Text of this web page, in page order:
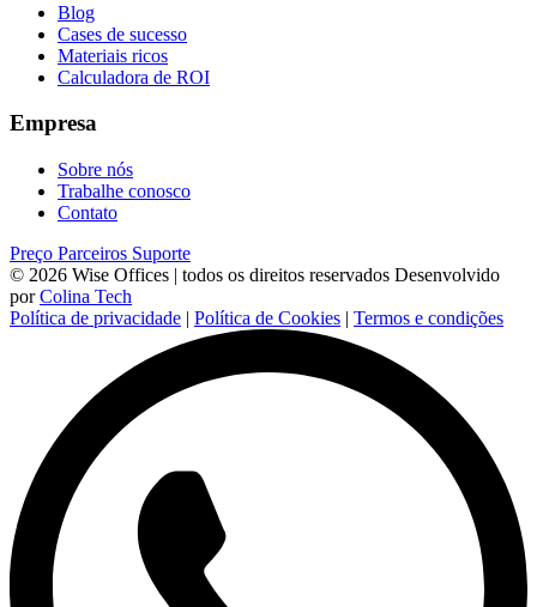
Blog
Cases de sucesso
Materiais ricos
Calculadora de ROI
Empresa
Sobre nós
Trabalhe conosco
Contato
Preço Parceiros Suporte
© 2026 Wise Offices | todos os direitos reservados Desenvolvido
porColina Tech
Política de privacidade | Política de Cookies | Termos e condições